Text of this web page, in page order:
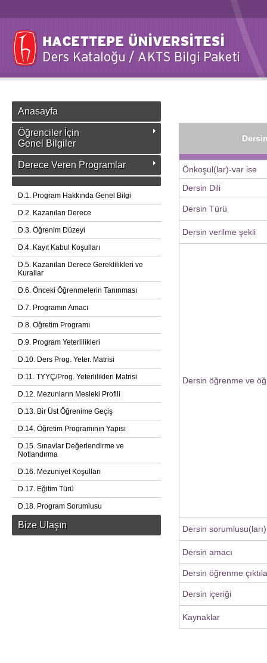
Anasayfa
Öğrenciler İçin
Genel Bilgiler
Derece Veren Programlar
D.1. Program Hakkında Genel Bilgi
D.2. Kazanılan Derece
D.3. Öğrenim Düzeyi
D.4. Kayıt Kabul Koşulları
D.5. Kazanılan Derece Gereklilikleri ve
Kurallar
D.6. Önceki Öğrenmelerin Tanınması
D.7. Programın Amacı
D.8. Öğretim Programı
D.9. Program Yeterlilikleri
D.10. Ders Prog. Yeter. Matrisi
D.11. TYYÇ/Prog. Yeterlilikleri Matrisi
D.12. Mezunların Mesleki Profili
D.13. Bir Üst Öğrenime Geçiş
D.14. Öğretim Programının Yapısı
D.15. Sınavlar Değerlendirme ve
Notlandırma
D.16. Mezuniyet Koşulları
D.17. Eğitim Türü
D.18. Program Sorumlusu
Bize Ulaşın
Önkoşul(lar)-var ise
Dersin Dili
Dersin Türü
Dersin verilme şekli
Dersin öğrenme ve
Dersin sorumlusu(ları)
Dersin amacı
Dersin öğrenme
Dersin içeriği
Kaynaklar